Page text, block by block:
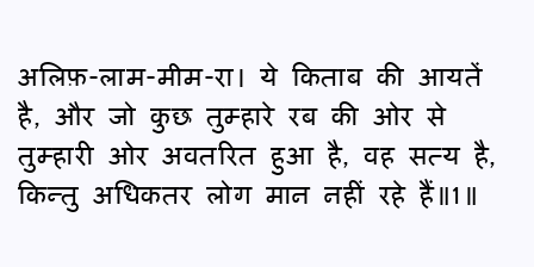
अलिफ़-लाम-मीम-रा। ये किताब की आयतें
है, और जो कुछ तुम्हारे रब की ओर से
तुम्हारी ओर अवतरित हुआ है, वह सत्य है,
किन्तु अधिकतर लोग मान नहीं रहे हैं॥1॥